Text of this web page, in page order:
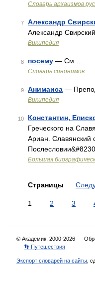
Cловарь архаизмов
7 Александр
Александр
Википедия
8 посему — См …
Словарь синонимов
9 Анимаиса —
Википедия
10 Константин,
Греческого на
Ариан. Славянский
Большая
Страницы
1 2 3
© Академик, 2000-2026
👣 Путешествия
Экспорт словарей на сайты ,